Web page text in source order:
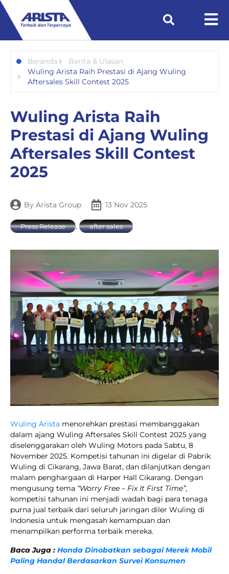
Beranda
Berita & Ulasan
Wuling Arista Raih Prestasi di Ajang Wuling
Aftersales Skill Contest 2025
Wuling Arista Raih
Prestasi di Ajang Wuling
Aftersales Skill Contest
2025
By Arista Group 13 Nov 2025
Press Release , after sales
Wuling Arista menorehkan prestasi membanggakan
dalam ajang Wuling Aftersales Skill Contest 2025 yang
diselenggarakan oleh Wuling Motors pada Sabtu, 8
November 2025. Kompetisi tahunan ini digelar di Pabrik
Wuling di Cikarang, Jawa Barat, dan dilanjutkan dengan
malam penghargaan di Harper Hall Cikarang. Dengan
mengusung tema “Worry Free – Fix It First Time”,
kompetisi tahunan ini menjadi wadah bagi para tenaga
purna jual terbaik dari seluruh jaringan diler Wuling di
Indonesia untuk mengasah kemampuan dan
menampilkan performa terbaik mereka.
Baca Juga : Honda Dinobatkan sebagai Merek Mobil
Paling Handal Berdasarkan Survei Konsumen